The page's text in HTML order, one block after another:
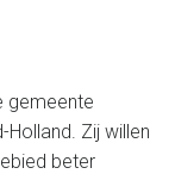
gemeente
Zij willen
beter